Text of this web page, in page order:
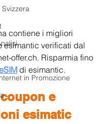
in Promozione
contiene i migliori
esimantic verificati dal
offer.ch. Risparmia fino
di esimantic.
e
esimatic